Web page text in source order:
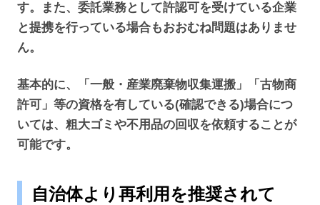
す。また、委託業務として許認可を受けている企業
と提携を行っている場合もおおむね問題はありませ
ん。
基本的に、「一般・産業廃棄物収集運搬」「古物商
許可」等の資格を有している(確認できる)場合につ
いては、粗大ゴミや不用品の回収を依頼することが
可能です。
自治体より再利用を推奨されて